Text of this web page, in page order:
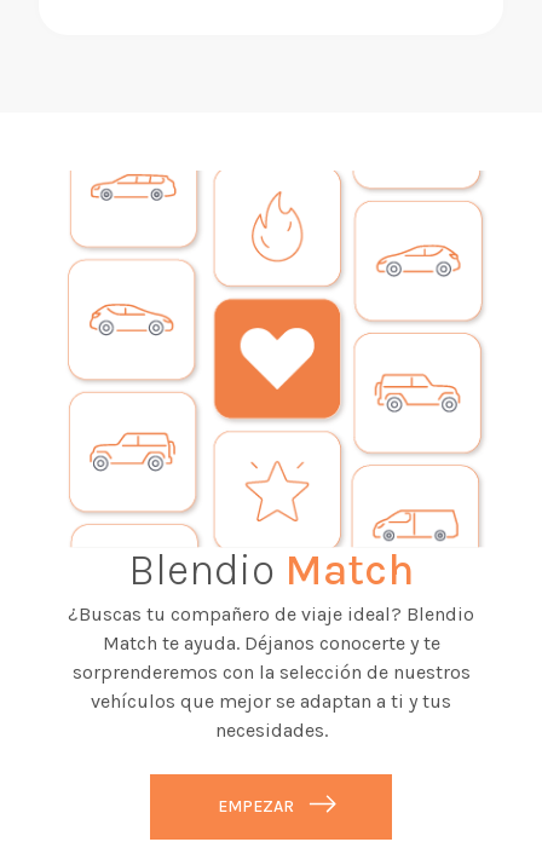
Blendio Match
¿Buscas tu compañero de viaje ideal? Blendio
Match te ayuda. Déjanos conocerte y te
sorprenderemos con la selección de nuestros
vehículos que mejor se adaptan a ti y tus
necesidades.
EMPEZAR